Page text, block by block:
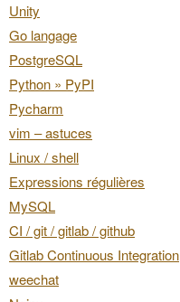
Unity
Go langage
PostgreSQL
Python » PyPI
Pycharm
vim – astuces
Linux / shell
Expressions régulières
MySQL
CI / git / gitlab / github
Gitlab Continuous Integration
weechat